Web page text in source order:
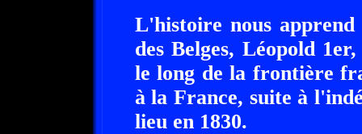
L'histoire nous
des Belges, Léopold
le long de la frontière
à la France, suite à
lieu en 1830.